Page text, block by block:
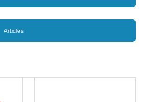
Articles